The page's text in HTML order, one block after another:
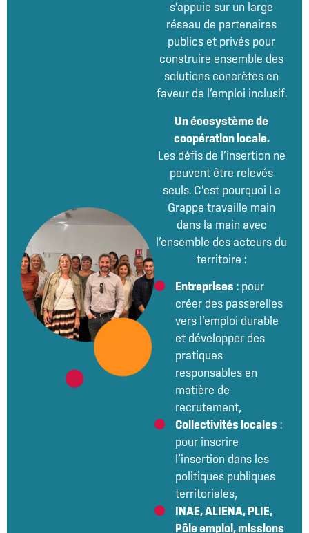
s’appuie sur un large
réseau de partenaires
publics et privés pour
construire ensemble des
solutions concrètes en
faveur de l’emploi inclusif.
Un écosystème de
coopération locale.
Les défis de l’insertion ne
peuvent être relevés
seuls. C’est pourquoi La
Grappe travaille main
dans la main avec
l’ensemble des acteurs du
territoire :
Entreprises : pour
créer des passerelles
vers l’emploi durable
et développer des
pratiques
responsables en
matière de
recrutement,
Collectivités locales :
pour inscrire
l’insertion dans les
politiques publiques
territoriales,
INAE, ALIENA, PLIE,
Pôle emploi, missions